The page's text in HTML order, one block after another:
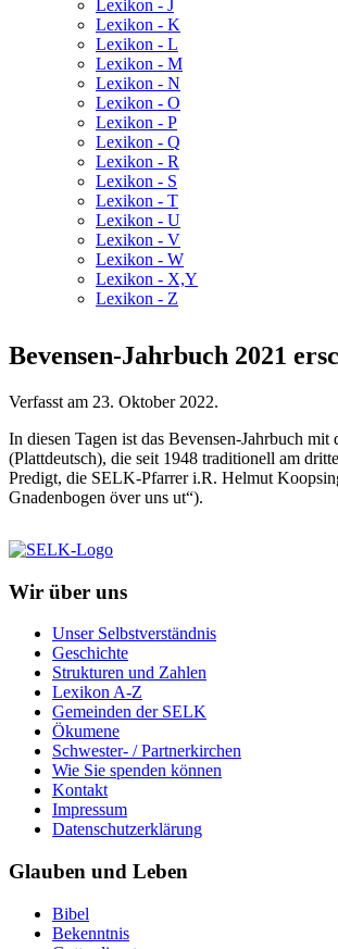
Lexikon - J
Lexikon - K
Lexikon - L
Lexikon - M
Lexikon - N
Lexikon - O
Lexikon - P
Lexikon - Q
Lexikon - R
Lexikon - S
Lexikon - T
Lexikon - U
Lexikon - V
Lexikon - W
Lexikon - X,Y
Lexikon - Z
Bevensen-Jahrbuch 2021
Verfasst am 23. Oktober 2022.
In diesen Tagen ist das Bevensen-Jahrbuch
(Plattdeutsch), die seit 1948 traditionell am
Predigt, die SELK-Pfarrer i.R. Helmut
Gnadenbogen över uns ut“).
Wir über uns
Unser Selbstverständnis
Geschichte
Strukturen und Zahlen
Lexikon A-Z
Gemeinden der SELK
Ökumene
Schwester- / Partnerkirchen
Wie Sie spenden können
Kontakt
Impressum
Datenschutzerklärung
Glauben und Leben
Bibel
Bekenntnis